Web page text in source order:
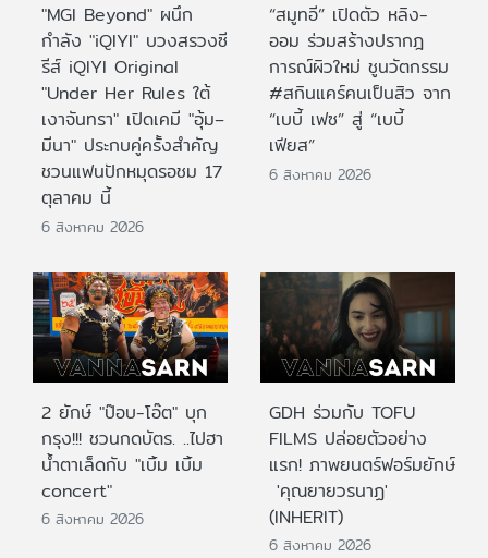
"MGI Beyond" ผนึก
กำลัง "iQIYI" บวงสรวงซี
รีส์ iQIYI Original
"Under Her Rules ใต้
เงาจันทรา" เปิดเคมี "อุ้ม–
มีนา" ประกบคู่ครั้งสำคัญ
ชวนแฟนปักหมุดรอชม 17
ตุลาคม นี้
6 สิงหาคม 2026
“สมูทอี” เปิดตัว หลิง-
ออม ร่วมสร้างปรากฎ
การณ์ผิวใหม่ ชูนวัตกรรม
#สกินแคร์คนเป็นสิว จาก
“เบบี้ เฟซ” สู่ “เบบี้
เฟียส”
6 สิงหาคม 2026
2 ยักษ์ "ป๊อบ-โอ๊ต" บุก
กรุง!!! ชวนกดบัตร. ..ไปฮา
น้ำตาเล็ดกับ "เบิ้ม เบิ้ม
concert"
6 สิงหาคม 2026
GDH ร่วมกับ TOFU
FILMS ปล่อยตัวอย่าง
แรก! ภาพยนตร์ฟอร์มยักษ์
'คุณยายวรนาฏ'
(INHERIT)
6 สิงหาคม 2026